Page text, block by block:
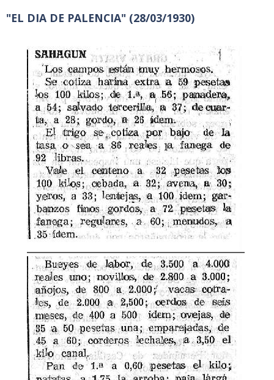
"EL DIA DE PALENCIA" (28/03/1930)